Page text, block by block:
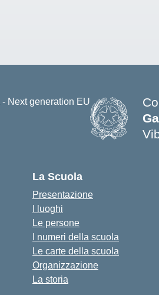
La Scuola
Presentazione
I luoghi
Le persone
I numeri della scuola
Le carte della scuola
Organizzazione
La storia